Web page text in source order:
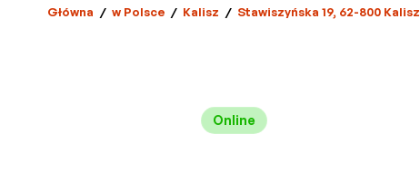
Główna / w Polsce / Kalisz / Stawiszyńska 19, 62-800 Kalisz
Online